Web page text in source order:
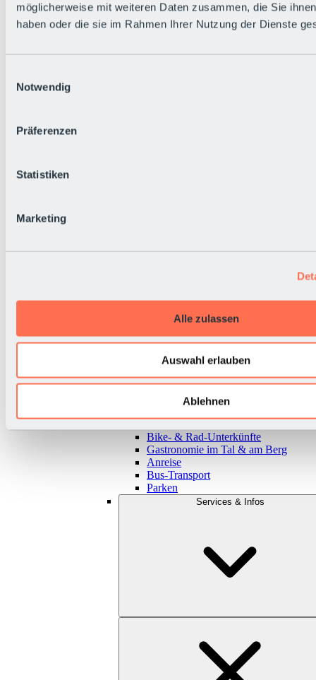
möglicherweise mit weiteren Daten zusammen, die Sie
haben oder die sie im Rahmen Ihrer Nutzung der Dienste
Notwendig
Präferenzen
Statistiken
Marketing
Alle zulassen
Auswahl erlauben
Ablehnen
Zurück
Bike- & Rad-Unterkünfte
Gastronomie im Tal & am Berg
Anreise
Bus-Transport
Parken
Services & Infos